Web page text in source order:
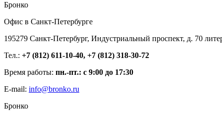
Бронко
Офис в Санкт-Петербурге
195279 Санкт-Петербург, Индустриальный проспект, д. 70
Тел.: +7 (812) 611-10-40, +7 (812) 318-30-72
Время работы: пн.-пт.: с 9:00 до 17:30
E-mail: info@bronko.ru
Бронко